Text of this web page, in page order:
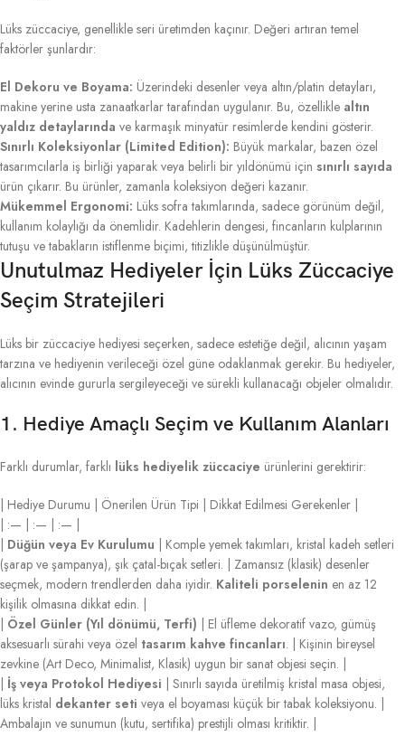
Lüks züccaciye, genellikle seri üretimden kaçınır. Değeri artıran temel
faktörler şunlardır:
El Dekoru ve Boyama: Üzerindeki desenler veya altın/platin detayları,
makine yerine usta zanaatkarlar tarafından uygulanır. Bu, özellikle altın
yaldız detaylarında ve karmaşık minyatür resimlerde kendini gösterir.
Sınırlı Koleksiyonlar (Limited Edition): Büyük markalar, bazen özel
tasarımcılarla iş birliği yaparak veya belirli bir yıldönümü için sınırlı sayıda
ürün çıkarır. Bu ürünler, zamanla koleksiyon değeri kazanır.
Mükemmel Ergonomi: Lüks sofra takımlarında, sadece görünüm değil,
kullanım kolaylığı da önemlidir. Kadehlerin dengesi, fincanların kulplarının
tutuşu ve tabakların istiflenme biçimi, titizlikle düşünülmüştür.
Unutulmaz Hediyeler İçin Lüks Züccaciye
Seçim Stratejileri
Lüks bir züccaciye hediyesi seçerken, sadece estetiğe değil, alıcının yaşam
tarzına ve hediyenin verileceği özel güne odaklanmak gerekir. Bu hediyeler,
alıcının evinde gururla sergileyeceği ve sürekli kullanacağı objeler olmalıdır.
1. Hediye Amaçlı Seçim ve Kullanım Alanları
Farklı durumlar, farklı lüks hediyelik züccaciye ürünlerini gerektirir:
| Hediye Durumu | Önerilen Ürün Tipi | Dikkat Edilmesi Gerekenler |
| :— | :— | :— |
| Düğün veya Ev Kurulumu | Komple yemek takımları, kristal kadeh setleri
(şarap ve şampanya), şık çatal-bıçak setleri. | Zamansız (klasik) desenler
seçmek, modern trendlerden daha iyidir. Kaliteli porselenin en az 12
kişilik olmasına dikkat edin. |
| Özel Günler (Yıl dönümü, Terfi) | El üfleme dekoratif vazo, gümüş
aksesuarlı sürahi veya özel tasarım kahve fincanları. | Kişinin bireysel
zevkine (Art Deco, Minimalist, Klasik) uygun bir sanat objesi seçin. |
| İş veya Protokol Hediyesi | Sınırlı sayıda üretilmiş kristal masa objesi,
lüks kristal dekanter seti veya el boyaması küçük bir tabak koleksiyonu. |
Ambalajın ve sunumun (kutu, sertifika) prestijli olması kritiktir. |